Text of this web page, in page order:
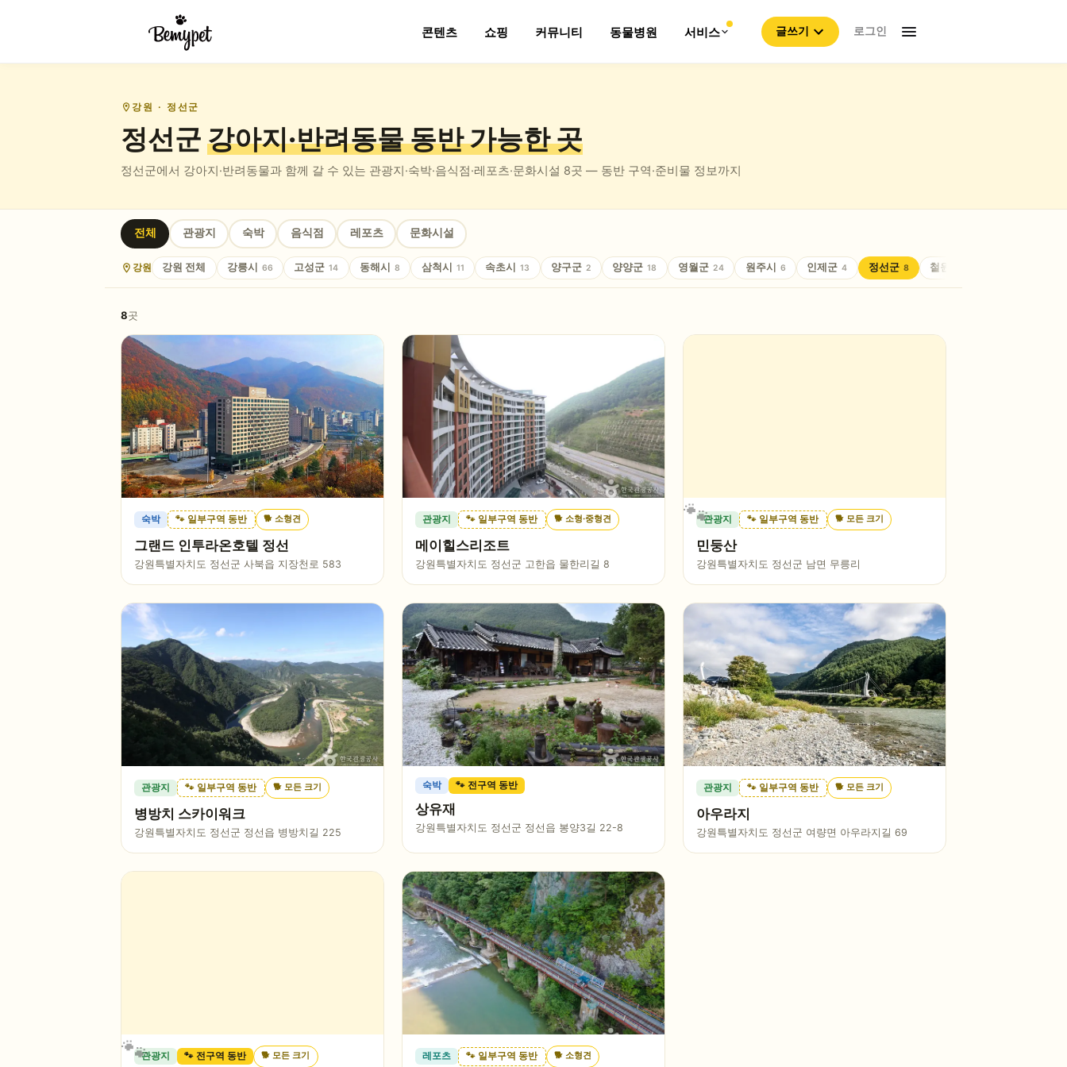
콘텐츠 쇼핑 커뮤니티 동물병원 서비스 글쓰기 로그인
강원 · 정선군
정선군강아지·반려동물 동반가능한 곳
정선군에서 강아지·반려동물과 함께 갈 수 있는 관광지·숙박·음식점·레포츠·문화시설 8곳 — 동반 구역·준비물 정보까지
전체 관광지 숙박 음식점 레포츠 문화시설
강원 강원 전체 강릉시 66 고성군 14 동해시 8 삼척시 11 속초시 13 양구군 2 양양군 18 영월군 24 원주시 6 인제군 4 정선군 8 철원군
8곳
숙박 🐾 일부구역 동반 🐕 소형견
그랜드 인투라온호텔 정선
강원특별자치도 정선군 사북읍 지장천로 583
관광지 🐾 일부구역 동반 🐕 소형·중형견
메이힐스리조트
강원특별자치도 정선군 고한읍 물한리길 8
관광지 🐾 일부구역 동반 🐕 모든 크기
민둥산
강원특별자치도 정선군 남면 무릉리
관광지 🐾 일부구역 동반 🐕 모든 크기
병방치 스카이워크
강원특별자치도 정선군 정선읍 병방치길 225
숙박 🐾 전구역 동반
상유재
강원특별자치도 정선군 정선읍 봉양3길 22-8
관광지 🐾 일부구역 동반 🐕 모든 크기
아우라지
강원특별자치도 정선군 여량면 아우라지길 69
관광지 🐾 전구역 동반 🐕모든 크기 레포츠 🐾 일부구역 동반 🐕 소형견